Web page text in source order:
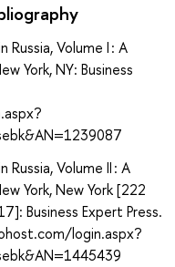
Volume I : A
York, NY: Business
Volume II : A
York, New York [222
Business Expert Press.
login.aspx?